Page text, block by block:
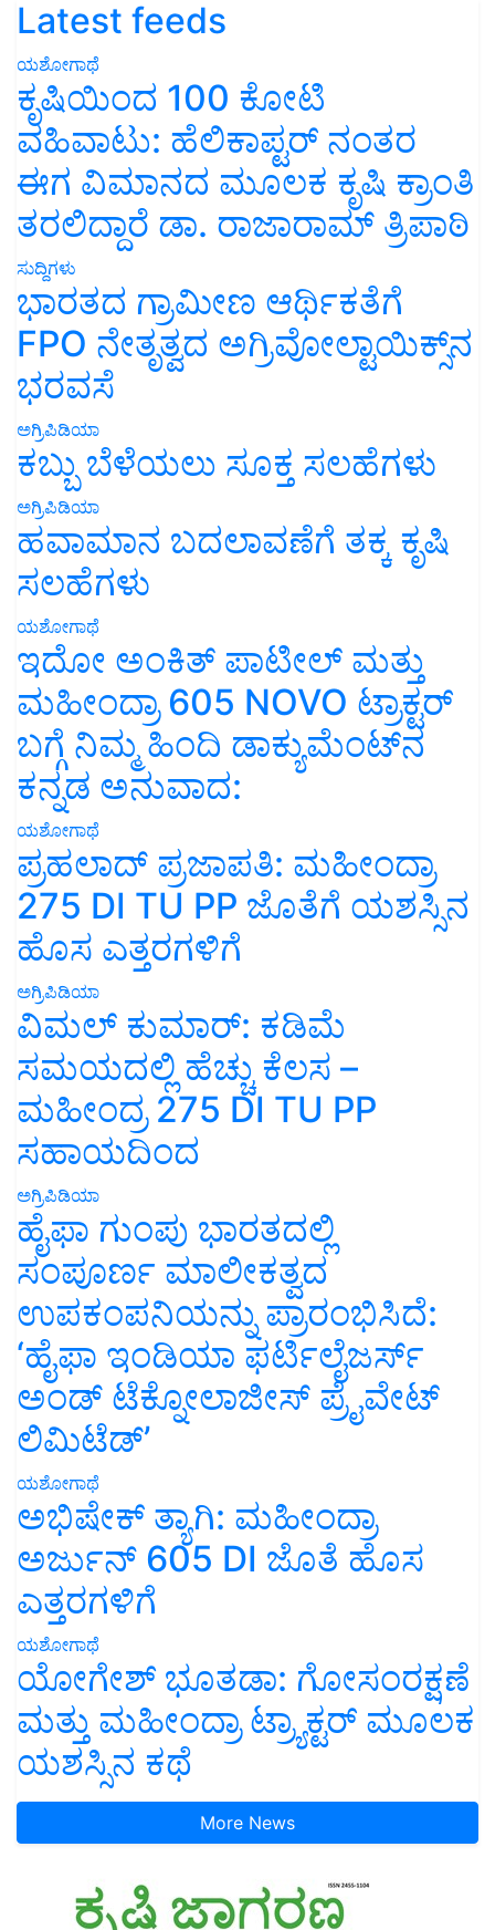
Latest feeds
ಯಶೋಗಾಥೆ
ಕೃಷಿಯಿಂದ 100 ಕೋಟಿ
ವಹಿವಾಟು: ಹೆಲಿಕಾಪ್ಟರ್ ನಂತರ
ಈಗ ವಿಮಾನದ ಮೂಲಕ ಕೃಷಿ ಕ್ರಾಂತಿ
ತರಲಿದ್ದಾರೆ ಡಾ. ರಾಜಾರಾಮ್ ತ್ರಿಪಾಠಿ
ಸುದ್ದಿಗಳು
ಭಾರತದ ಗ್ರಾಮೀಣ ಆರ್ಥಿಕತೆಗೆ
FPO ನೇತೃತ್ವದ ಅಗ್ರಿವೋಲ್ಟಾಯಿಕ್ಸ್‌ನ
ಭರವಸೆ
ಅಗ್ರಿಪಿಡಿಯಾ
ಕಬ್ಬು ಬೆಳೆಯಲು ಸೂಕ್ತ ಸಲಹೆಗಳು
ಅಗ್ರಿಪಿಡಿಯಾ
ಹವಾಮಾನ ಬದಲಾವಣೆಗೆ ತಕ್ಕ ಕೃಷಿ
ಸಲಹೆಗಳು
ಯಶೋಗಾಥೆ
ಇದೋ ಅಂಕಿತ್ ಪಾಟೀಲ್ ಮತ್ತು
ಮಹೀಂದ್ರಾ 605 NOVO ಟ್ರಾಕ್ಟರ್
ಬಗ್ಗೆ ನಿಮ್ಮ ಹಿಂದಿ ಡಾಕ್ಯುಮೆಂಟ್‌ನ
ಕನ್ನಡ ಅನುವಾದ:
ಯಶೋಗಾಥೆ
ಪ್ರಹಲಾದ್ ಪ್ರಜಾಪತಿ: ಮಹೀಂದ್ರಾ
275 DI TU PP ಜೊತೆಗೆ ಯಶಸ್ಸಿನ
ಹೊಸ ಎತ್ತರಗಳಿಗೆ
ಅಗ್ರಿಪಿಡಿಯಾ
ವಿಮಲ್ ಕುಮಾರ್: ಕಡಿಮೆ
ಸಮಯದಲ್ಲಿ ಹೆಚ್ಚು ಕೆಲಸ –
ಮಹೀಂದ್ರ 275 DI TU PP
ಸಹಾಯದಿಂದ
ಅಗ್ರಿಪಿಡಿಯಾ
ಹೈಫಾ ಗುಂಪು ಭಾರತದಲ್ಲಿ
ಸಂಪೂರ್ಣ ಮಾಲೀಕತ್ವದ
ಉಪಕಂಪನಿಯನ್ನು ಪ್ರಾರಂಭಿಸಿದೆ:
‘ಹೈಫಾ ಇಂಡಿಯಾ ಫರ್ಟಿಲೈಜರ್ಸ್
ಅಂಡ್ ಟೆಕ್ನೋಲಾಜೀಸ್ ಪ್ರೈವೇಟ್
ಲಿಮಿಟೆಡ್’
ಯಶೋಗಾಥೆ
ಅಭಿಷೇಕ್ ತ್ಯಾಗಿ: ಮಹೀಂದ್ರಾ
ಅರ್ಜುನ್ 605 DI ಜೊತೆ ಹೊಸ
ಎತ್ತರಗಳಿಗೆ
ಯಶೋಗಾಥೆ
ಯೋಗೇಶ್ ಭೂತಡಾ: ಗೋಸಂರಕ್ಷಣೆ
ಮತ್ತು ಮಹೀಂದ್ರಾ ಟ್ರ್ಯಾಕ್ಟರ್ ಮೂಲಕ
ಯಶಸ್ಸಿನ ಕಥೆ
More News